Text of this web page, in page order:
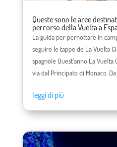
Queste sono le aree
percorso della Vuelta a
La guida per pernottare in
seguire le tappe de La Vuelta
spagnole Quest'anno La Vuelta
via dal Principato di Monaco.
leggi di più